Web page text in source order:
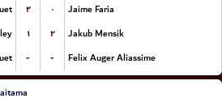
۲ ۰
Jaime Faria
۱ ۲
Jakub Mensik
- - Felix Auger Aliassime